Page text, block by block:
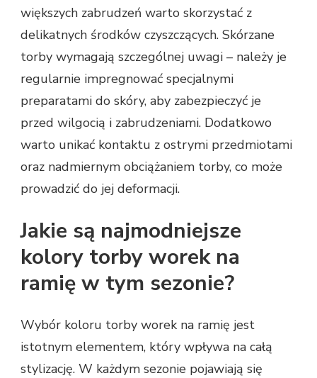
większych zabrudzeń warto skorzystać z
delikatnych środków czyszczących. Skórzane
torby wymagają szczególnej uwagi – należy je
regularnie impregnować specjalnymi
preparatami do skóry, aby zabezpieczyć je
przed wilgocią i zabrudzeniami. Dodatkowo
warto unikać kontaktu z ostrymi przedmiotami
oraz nadmiernym obciążaniem torby, co może
prowadzić do jej deformacji.
Jakie są najmodniejsze
kolory torby worek na
ramię w tym sezonie?
Wybór koloru torby worek na ramię jest
istotnym elementem, który wpływa na całą
stylizację. W każdym sezonie pojawiają się